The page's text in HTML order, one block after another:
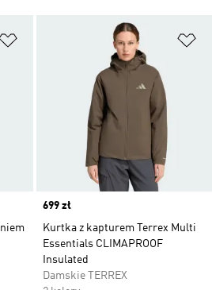
Dodaj do listy życzeń
Price
699 zł
Kurtka z kapturem Terrex Multi
Essentials CLIMAPROOF
Insulated
Damskie TERREX